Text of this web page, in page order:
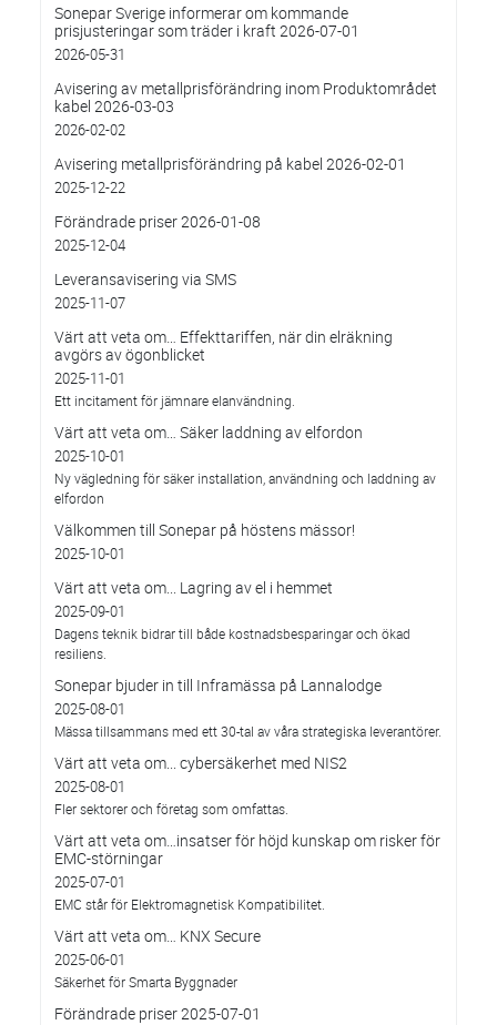
Sonepar Sverige informerar om kommande
prisjusteringar som träder i kraft 2026-07-01
2026-05-31
Avisering av metallprisförändring inom Produktområdet
kabel 2026-03-03
2026-02-02
Avisering metallprisförändring på kabel 2026-02-01
2025-12-22
Förändrade priser 2026-01-08
2025-12-04
Leveransavisering via SMS
2025-11-07
Värt att veta om… Effekttariffen, när din elräkning
avgörs av ögonblicket
2025-11-01
Ett incitament för jämnare elanvändning.
Värt att veta om… Säker laddning av elfordon
2025-10-01
Ny vägledning för säker installation, användning och laddning av
elfordon
Välkommen till Sonepar på höstens mässor!
2025-10-01
Värt att veta om... Lagring av el i hemmet
2025-09-01
Dagens teknik bidrar till både kostnadsbesparingar och ökad
resiliens.
Sonepar bjuder in till Inframässa på Lannalodge
2025-08-01
Mässa tillsammans med ett 30-tal av våra strategiska leverantörer.
Värt att veta om... cybersäkerhet med NIS2
2025-08-01
Fler sektorer och företag som omfattas.
Värt att veta om…insatser för höjd kunskap om risker för
EMC-störningar
2025-07-01
EMC står för Elektromagnetisk Kompatibilitet.
Värt att veta om… KNX Secure
2025-06-01
Säkerhet för Smarta Byggnader
Förändrade priser 2025-07-01